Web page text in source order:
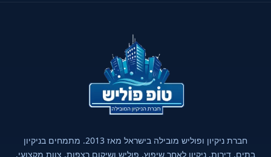
חברת ניקיון ופוליש מובילה בישראל מאז 2013. מתמחים בניקיון
בתים, דירות, ניקיון לאחר שיפוץ, פוליש ושיקום רצפות. צוות מקצועי,